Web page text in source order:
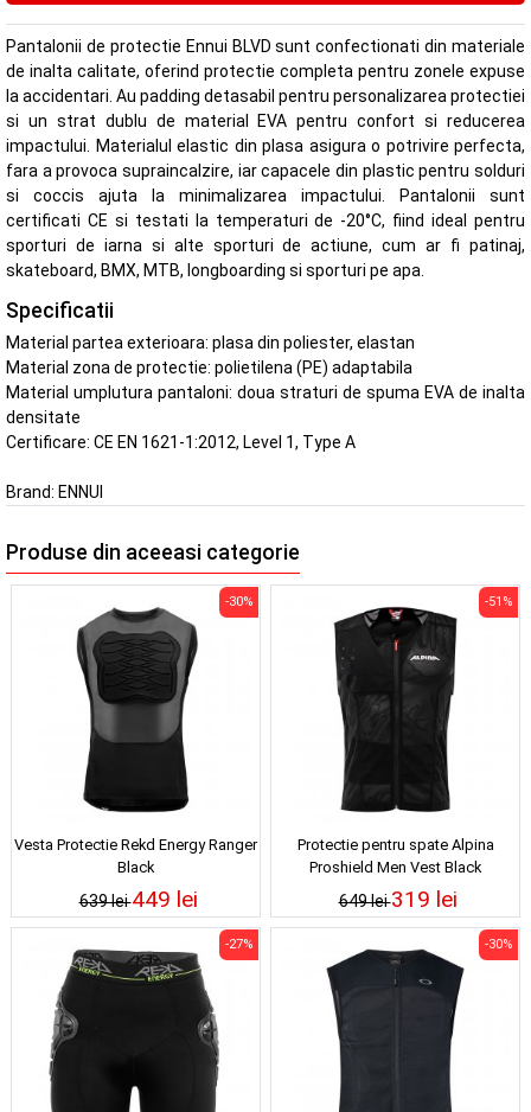
Pantalonii de protectie Ennui BLVD sunt confectionati din materiale
de inalta calitate, oferind protectie completa pentru zonele expuse
la accidentari. Au padding detasabil pentru personalizarea protectiei
si un strat dublu de material EVA pentru confort si reducerea
impactului. Materialul elastic din plasa asigura o potrivire perfecta,
fara a provoca supraincalzire, iar capacele din plastic pentru solduri
si coccis ajuta la minimalizarea impactului. Pantalonii sunt
certificati CE si testati la temperaturi de -20°C, fiind ideal pentru
sporturi de iarna si alte sporturi de actiune, cum ar fi patinaj,
skateboard, BMX, MTB, longboarding si sporturi pe apa.
Specificatii
Material partea exterioara: plasa din poliester, elastan
Material zona de protectie: polietilena (PE) adaptabila
Material umplutura pantaloni: doua straturi de spuma EVA de inalta
densitate
Certificare: CE EN 1621-1:2012, Level 1, Type A
Brand: ENNUI
Produse din aceeasi categorie
Vesta Protectie Rekd Energy Ranger
Black
639 lei
-30%
449 lei
Protectie pentru spate Alpina
Proshield Men Vest Black
649 lei
-51%
319 lei
-27% -30%